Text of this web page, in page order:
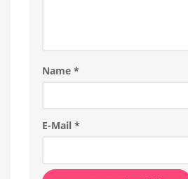
Name *
E-Mail *